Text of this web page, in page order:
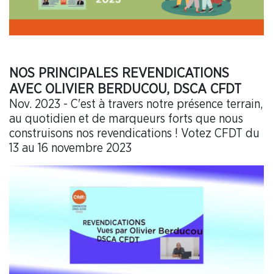
NOS PRINCIPALES REVENDICATIONS
AVEC OLIVIER BERDUCOU, DSCA CFDT
Nov. 2023 - C'est à travers notre présence terrain,
au quotidien et de marqueurs forts que nous
construisons nos revendications ! Votez CFDT du
13 au 16 novembre 2023